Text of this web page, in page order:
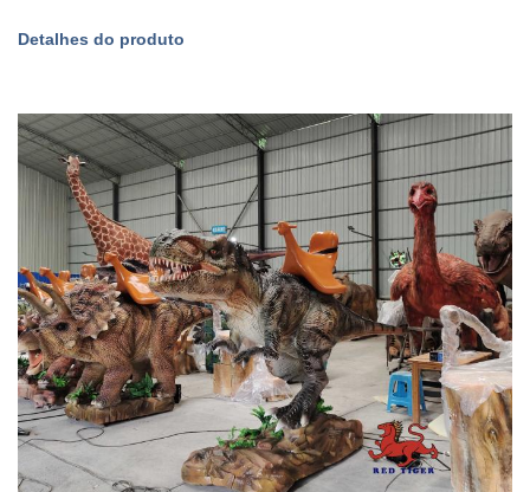
Detalhes do produto